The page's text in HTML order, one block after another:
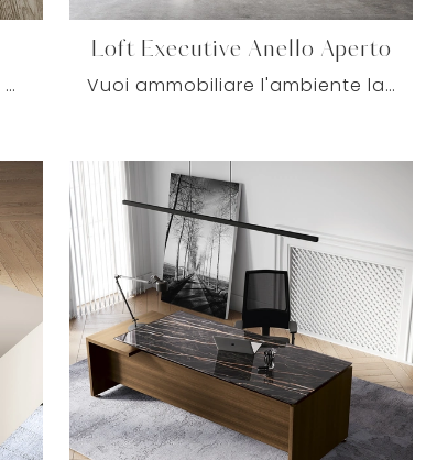
Se vuoi scrivanie operative di Colombini Office, clicca e ottieni informazioni sul modello D1 Operativa in melaminico per uffici operativi e ...
Loft Executive Anello Aperto
Vuoi ammobiliare l'ambiente lavorativo? Ecco qui differenti proposte di scrivanie direzionali in melaminico, come il modello Loft Executive Anello ...